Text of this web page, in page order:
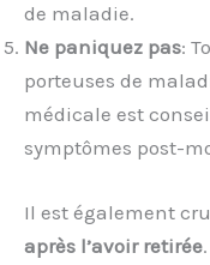
de maladie.
Ne paniquez pas:
porteuses de
médicale est
symptômes post-
Il est également
après l’avoir retirée.